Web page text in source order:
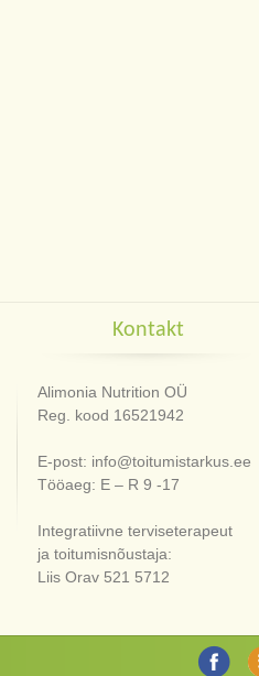
Kontakt
Alimonia Nutrition OÜ
Reg. kood 16521942
E-post: info@toitumistarkus.ee
Tööaeg: E – R 9 -17
Integratiivne terviseterapeut
ja toitumisnõustaja:
Liis Orav 521 5712